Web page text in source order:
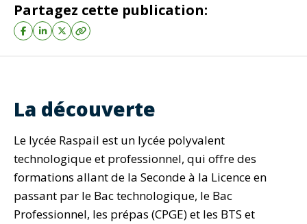
Partagez cette publication:
La découverte
Le lycée Raspail est un lycée polyvalent
technologique et professionnel, qui offre des
formations allant de la Seconde à la Licence en
passant par le Bac technologique, le Bac
Professionnel, les prépas (CPGE) et les BTS et